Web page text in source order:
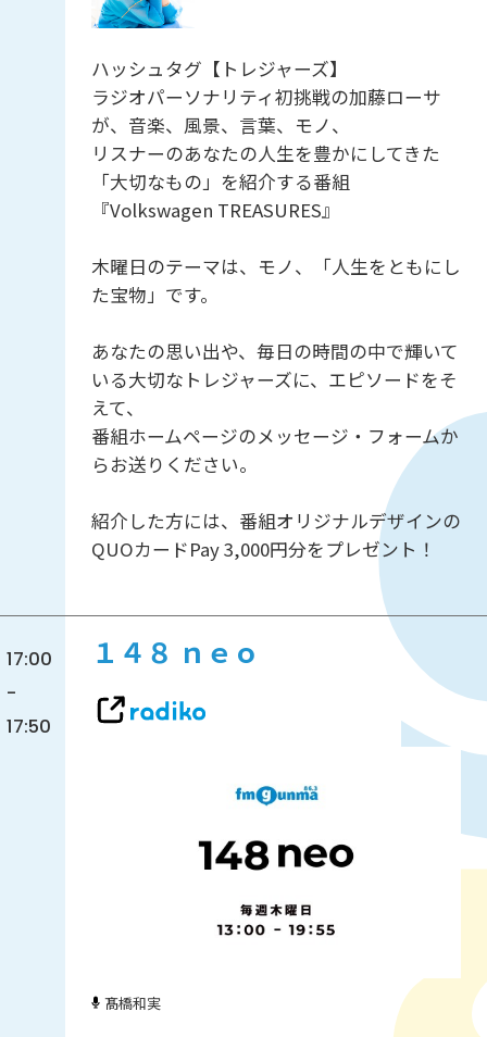
ハッシュタグ【トレジャーズ】
ラジオパーソナリティ初挑戦の加藤ローサ
が、音楽、風景、言葉、モノ、
リスナーのあなたの人生を豊かにしてきた
「大切なもの」を紹介する番組
『Volkswagen TREASURES』
木曜日のテーマは、モノ、「人生をともにし
た宝物」です。
あなたの思い出や、毎日の時間の中で輝いて
いる大切なトレジャーズに、エピソードをそ
えて、
番組ホームページのメッセージ・フォームか
らお送りください。
紹介した方には、番組オリジナルデザインの
QUOカードPay 3,000円分をプレゼント！
17:00
-
17:50
１４８ ｎｅｏ
髙橋和実